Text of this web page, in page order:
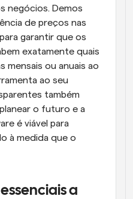
negócios. Demos
de preços nas
garantir que os
exatamente quais
mensais ou anuais ao
ao seu
também
o futuro e a
é viável para
à medida que o
a